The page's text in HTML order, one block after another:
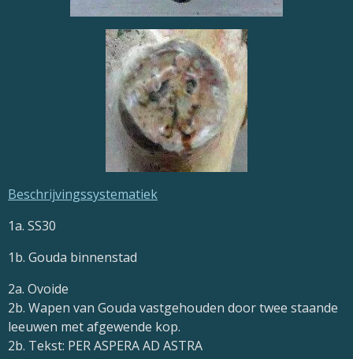
Beschrijvingssystematiek
1a. SS30
1b. Gouda binnenstad
2a. Ovoide
2b. Wapen van Gouda vastgehouden door twee staande
leeuwen met afgewende kop.
2b. Tekst: PER ASPERA AD ASTRA